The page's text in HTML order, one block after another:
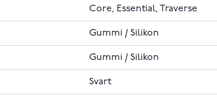
Core, Essential, Traverse
Gummi / Silikon
Gummi / Silikon
Svart